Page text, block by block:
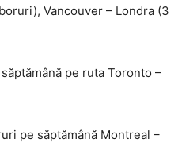
Vancouver – Londra (3
pe ruta Toronto –
pe săptămână Montreal –